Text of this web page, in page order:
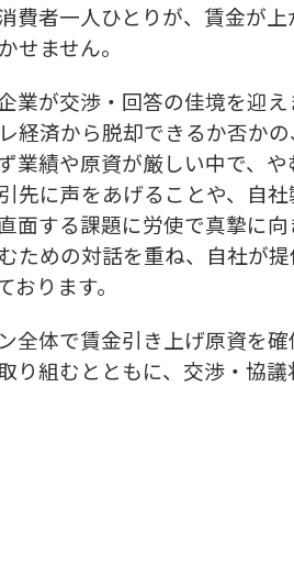
者一人ひとりが、賃金が
せません。
が交渉・回答の佳境を迎
済から脱却できるか否かの
績や原資が厳しい中で、
先に声をあげることや、自
面する課題に労使で真摯に
ための対話を重ね、自社が
ります。
体で賃金引き上げ原資を
り組むとともに、交渉・協